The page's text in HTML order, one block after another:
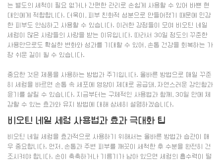
는 별도의 세척이 필요 없거나 간편한 관리로 손쉽게 사용할 수 있어 바쁜 현
대인에게 적합합니다. 더욱이, 피부 친화적 성분으로 만들어졌기 때문에 민감
한 피부도 안심하고 사용할 수 있습니다. 이러한 강점들이 모여 비오틴 네일
세럼이 많은 사람들의 사랑을 받는 이유입니다. 따라서 30일 정도의 꾸준한
사용만으로도 확실한 변화와 성과를 기대할 수 있어, 손톱 건강을 회복하는 가
장 쉬운 길이 될 수 있습니다.
중요한 것은 제품을 사용하는 방법과 주기입니다. 올바른 방법으로 매일 꾸준
히 세럼을 바르면 손톱 속 세포에 영양이 제대로 공급돼, 자연스러운 강인함과
윤기를 살릴 수 있습니다. 지금부터는 구체적인 사용법과 함께, 30일 만에 체
감할 수 있는 효과와 유지 방법에 대해 상세히 설명하겠습니다.
비오틴 네일 세럼 사용법과 효과 극대화 팁
비오틴 네일 세럼을 효과적으로 사용하기 위해서는 올바른 방법과 습관이 매
우 중요합니다. 먼저, 손톱과 주변 피부를 깨끗이 세척한 후 수분을 완전히 건
조시켜야 합니다. 손이 축축하거나 기름기가 남아 있으면 세럼의 흡수력이 떨